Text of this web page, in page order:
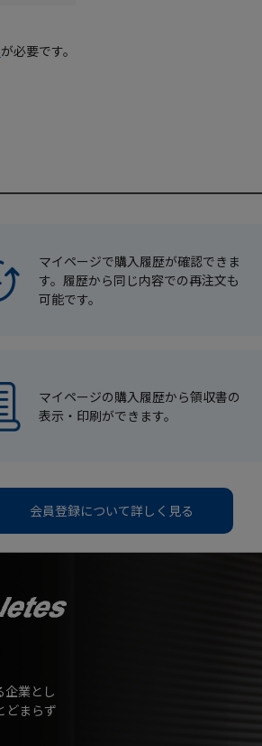
が必要です。
マイページで購入履歴が確認できま
す。履歴から同じ内容での再注文も
可能です。
マイページの購入履歴から領収書の
表示・印刷ができます。
会員登録について詳しく見る
企業とし
どまらず